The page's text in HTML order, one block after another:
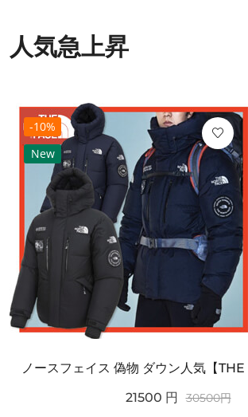
人気急上昇
-10%
New
21500 円 30500円